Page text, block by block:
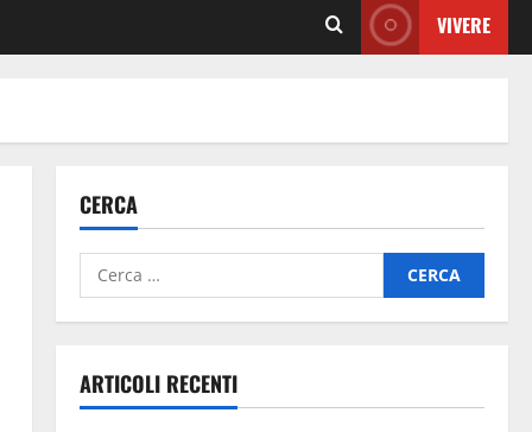
VIVERE
CERCA
ARTICOLI RECENTI